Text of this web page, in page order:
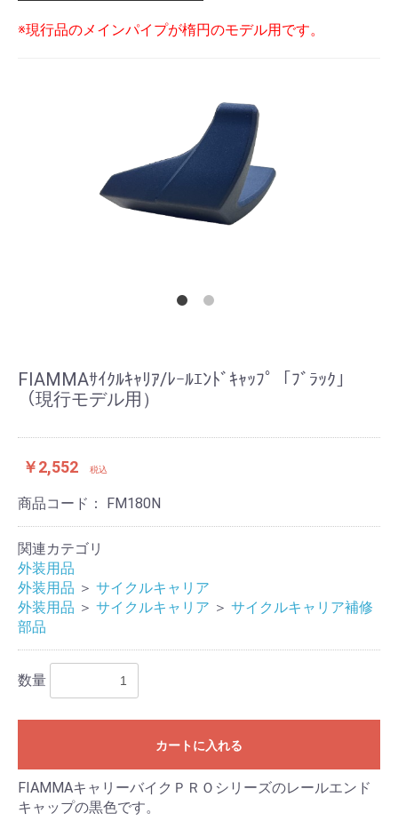
※現行品のメインパイプが楕円のモデル用です。
FIAMMAｻｲｸﾙｷｬﾘｱ/ﾚｰﾙｴﾝﾄﾞｷｬｯﾌﾟ「ﾌﾞﾗｯｸ」
（現行モデル用）
￥2,552 税込
商品コード： FM180N
関連カテゴリ
外装用品
外装用品 ＞ サイクルキャリア
外装用品 ＞ サイクルキャリア ＞ サイクルキャリア補修
部品
数量
カートに入れる
お買い物を続ける
FIAMMAキャリーバイクＰＲＯシリーズのレールエンド
キャップの黒色です。